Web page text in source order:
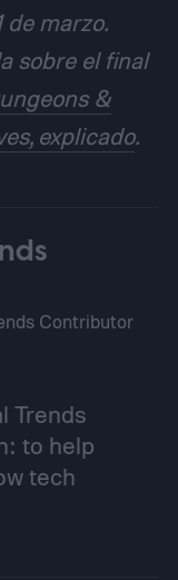
de marzo.
sobre el final
&
explicado.
Contributor
Trends
to help
tech